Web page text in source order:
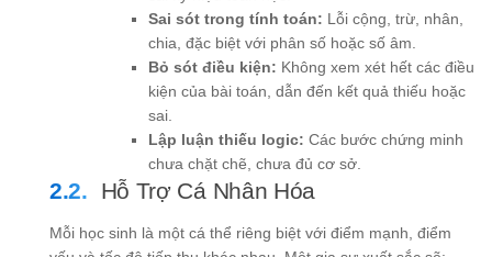
Sai sót trong tính toán: Lỗi cộng, trừ, nhân,
chia, đặc biệt với phân số hoặc số âm.
Bỏ sót điều kiện: Không xem xét hết các điều
kiện của bài toán, dẫn đến kết quả thiếu hoặc
sai.
Lập luận thiếu logic: Các bước chứng minh
chưa chặt chẽ, chưa đủ cơ sở.
Hỗ Trợ Cá Nhân Hóa
Mỗi học sinh là một cá thể riêng biệt với điểm mạnh, điểm